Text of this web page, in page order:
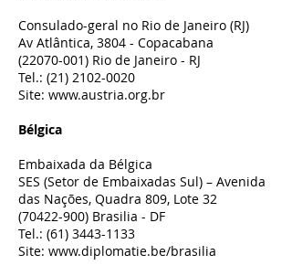
Consulado-geral no Rio de Janeiro (RJ)
Av Atlântica, 3804 - Copacabana
(22070-001) Rio de Janeiro - RJ
Tel.: (21) 2102-0020
Site: www.austria.org.br
Bélgica
Embaixada da Bélgica
SES (Setor de Embaixadas Sul) – Avenida
das Nações, Quadra 809, Lote 32
(70422-900) Brasilia - DF
Tel.: (61) 3443-1133
Site: www.diplomatie.be/brasilia